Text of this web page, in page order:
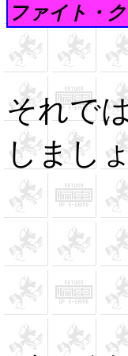
ファイト・
それで
しまし